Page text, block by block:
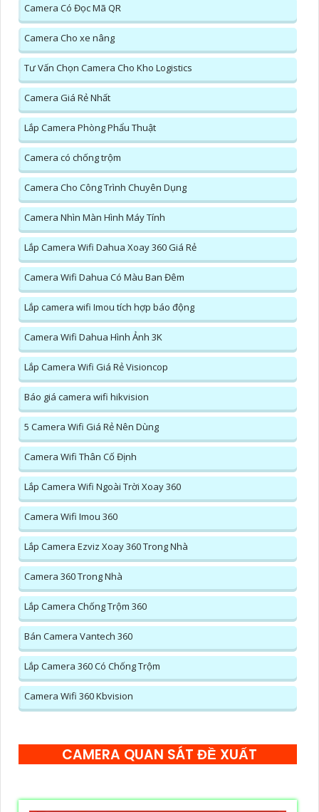
Camera Có Đọc Mã QR
Camera Cho xe nâng
Tư Vấn Chọn Camera Cho Kho Logistics
Camera Giá Rẻ Nhất
Lắp Camera Phòng Phẩu Thuật
Camera có chống trộm
Camera Cho Công Trình Chuyên Dụng
Camera Nhìn Màn Hình Máy Tính
Lắp Camera Wifi Dahua Xoay 360 Giá Rẻ
Camera Wifi Dahua Có Màu Ban Đêm
Lắp camera wifi Imou tích hợp báo động
Camera Wifi Dahua Hình Ảnh 3K
Lắp Camera Wifi Giá Rẻ Visioncop
Báo giá camera wifi hikvision
5 Camera Wifi Giá Rẻ Nên Dùng
Camera Wifi Thân Cố Định
Lắp Camera Wifi Ngoài Trời Xoay 360
Camera Wifi Imou 360
Lắp Camera Ezviz Xoay 360 Trong Nhà
Camera 360 Trong Nhà
Lắp Camera Chống Trộm 360
Bán Camera Vantech 360
Lắp Camera 360 Có Chống Trộm
Camera Wifi 360 Kbvision
CAMERA QUAN SÁT ĐỀ XUẤT